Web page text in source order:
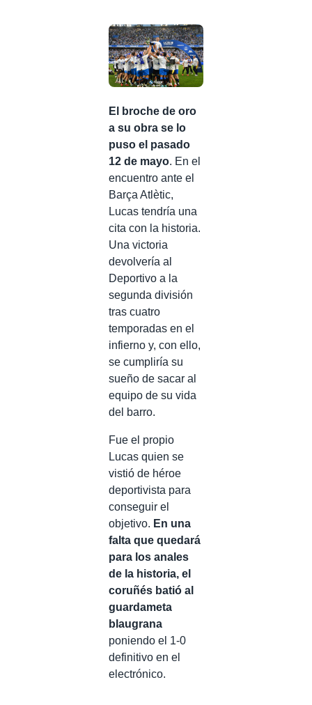
El broche de oro
a su obra se lo
puso el pasado
12 de mayo. En el
encuentro ante el
Barça Atlètic,
Lucas tendría una
cita con la historia.
Una victoria
devolvería al
Deportivo a la
segunda división
tras cuatro
temporadas en el
infierno y, con ello,
se cumpliría su
sueño de sacar al
equipo de su vida
del barro.
Fue el propio
Lucas quien se
vistió de héroe
deportivista para
conseguir el
objetivo. En una
falta que quedará
para los anales
de la historia, el
coruñés batió al
guardameta
blaugrana
poniendo el 1-0
definitivo en el
electrónico.